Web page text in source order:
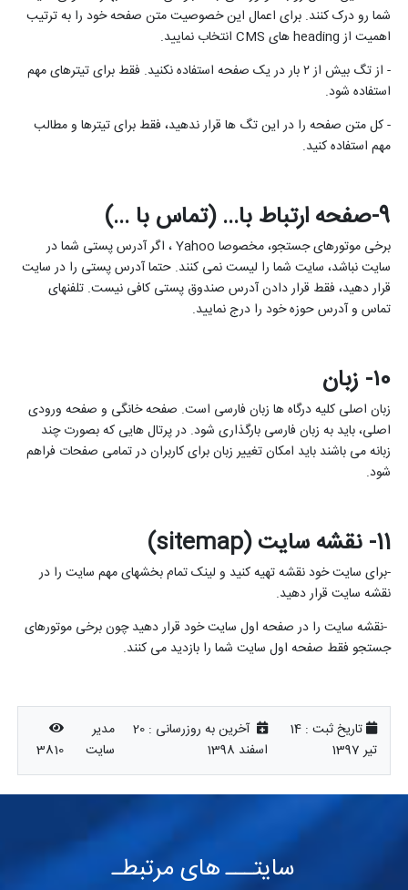
شما رو درک کنند. برای اعمال این خصوصیت متن صفحه خود را به ترتیب
اهمیت از headingهای CMS انتخاب نمایید.
- از تگ بیش از ۲ بار در یک صفحه استفاده نکنید. فقط برای تیترهای مهم
استفاده شود.
- کل متن صفحه را در این تگ ها قرار ندهید، فقط برای تیترها و مطالب
مهم استفاده کنید.
9-صفحه ارتباط با... (تماس با ...)
برخی موتورهای جستجو، مخصوصا Yahoo، اگر آدرس پستی شما در
سایت نباشد، سایت شما را لیست نمی کنند. حتما آدرس پستی را در سایت
قرار دهید، فقط قرار دادن آدرس صندوق پستی کافی نیست. تلفنهای
تماس و آدرس حوزه خود را درج نمایید.
۱0- زبان
زبان اصلی کلیه درگاه ها زبان فارسی است. صفحه خانگی و صفحه ورودی
اصلی، باید به زبان فارسی بارگذاری شود. در پرتال هایی که بصورت چند
زبانه می باشند باید امکان تغییر زبان برای کاربران در تمامی صفحات فراهم
شود.
11- نقشه سایت ( sitemap
)
-برای سایت خود نقشه تهیه کنید و لینک تمام بخشهای مهم سایت را در
نقشه سایت قرار دهید.
-نقشه سایت را در صفحه اول سایت خود قرار دهید چون برخی موتورهای
جستجو فقط صفحه اول سایت شما را بازدید می کنند.
تاریخ ثبت :14
تیر 1397
آخرین به روزرسانی : 20
اسفند 1398
مدیر
سایت
3810
سایتـــ های مرتبطـ